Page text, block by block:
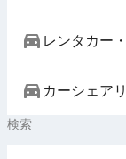
レンタカー
カーシェア
検索